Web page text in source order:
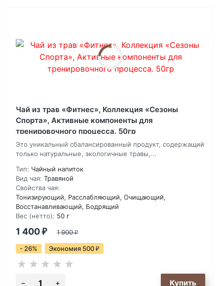
Чай из трав «Фитнес», Коллекция «Сезоны
Спорта», Активные компоненты для
тренировочного процесса. 50гр
Это уникальный сбалансированный продукт, содержащий
только натуральные, экологичные травы,...
Тип: Чайный напиток
Вид чая: Травяной
Свойства чая:
Тонизирующий, Расслабляющий, Очищающий,
Восстанавливающий, Бодрящий
Вес (нетто): 50 г
1 400 ₽ 1 900₽
- 26% Экономия 500 ₽